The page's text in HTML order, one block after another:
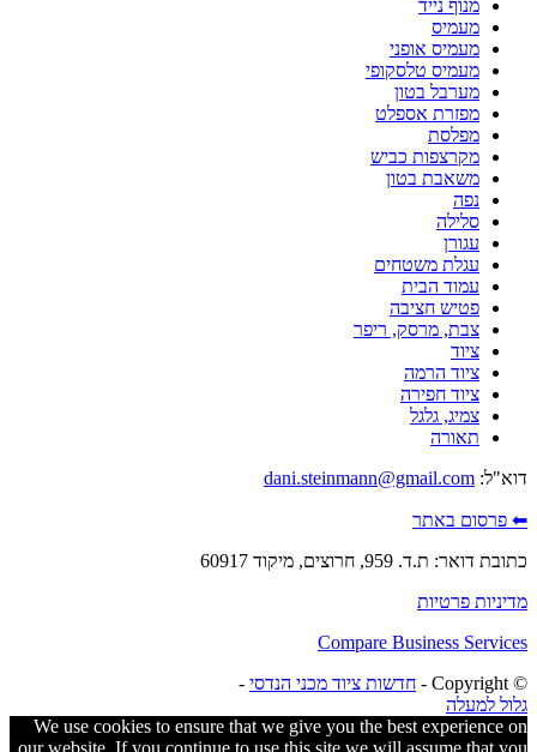
מנוף נייד
מעמיס
מעמיס אופני
מעמיס טלסקופי
מערבל בטון
מפזרת אספלט
מפלסת
מקרצפות כביש
משאבת בטון
נפה
סלילה
עגורן
עגלת משטחים
עמוד הבית
פטיש חציבה
צבת, מרסק, ריפר
ציוד
ציוד הרמה
ציוד חפירה
צמיג, גלגל
תאורה
דוא"ל: dani.steinmann@gmail.com
⬅ פרסום באתר
כתובת דואר: ת.ד. 959, חרוצים, מיקוד 60917
מדיניות פרטיות
Compare Business Services
© ‫Copyright -
חדשות ציוד מכני הנדסי -
גלול למעלה
We use cookies to ensure that we give you the best experience on
our website. If you continue to use this site we will assume that you